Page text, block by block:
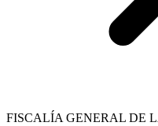
FISCALÍA GENERAL DE